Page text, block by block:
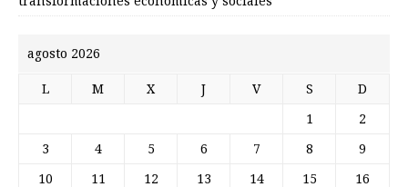
agosto 2026
L M X J V S D
1 2
3 4 5 6 7 8 9
10 11 12 13 14 15 16